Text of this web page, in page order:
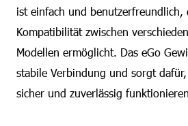
ist einfach und benutzerfreundlich,
Kompatibilität zwischen
Modellen ermöglicht. Das eGo
stabile Verbindung und sorgt
sicher und zuverlässig